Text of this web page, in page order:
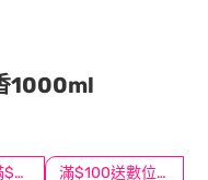
1000ml
民生/髮類滿$388送舒潔冰巾 滿$100送數位印花